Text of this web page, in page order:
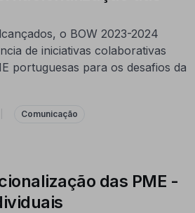
o BOW 2023-2024
de iniciativas colaborativas
portuguesas para os desafios da
Comunicação
das PME -